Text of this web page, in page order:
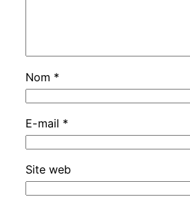
Nom *
E-mail *
Site web